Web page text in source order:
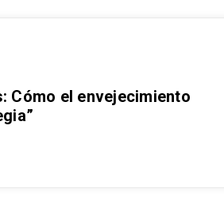
Cómo el envejecimiento